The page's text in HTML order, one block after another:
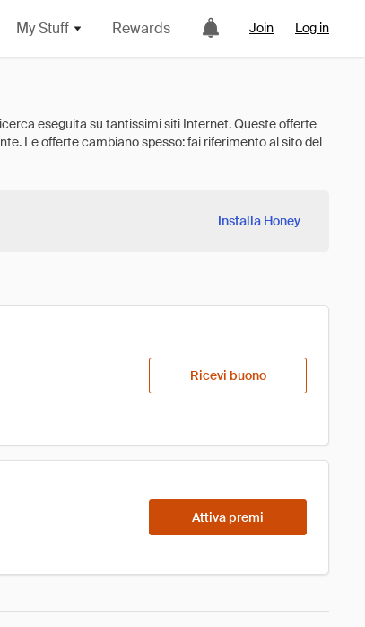
My Stuff Rewards Join Log in
Installa Honey
Ricevi buono
Attiva premi